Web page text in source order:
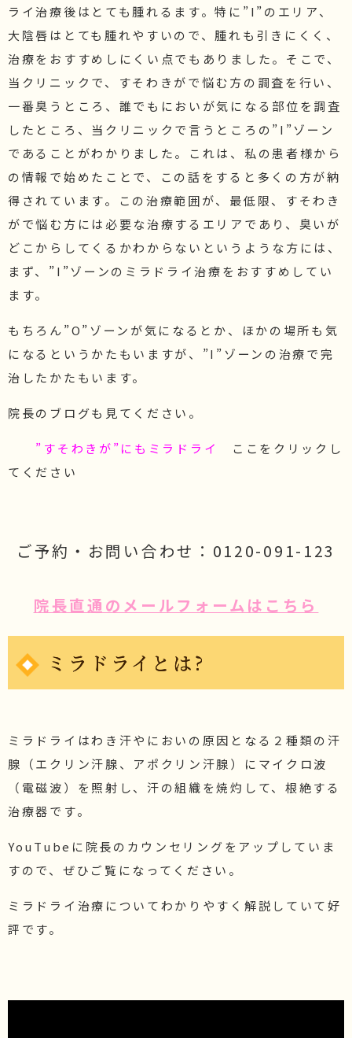
ライ治療後はとても腫れるます。特に”I”のエリア、
大陰唇はとても腫れやすいので、腫れも引きにくく、
治療をおすすめしにくい点でもありました。そこで、
当クリニックで、すそわきがで悩む方の調査を行い、
一番臭うところ、誰でもにおいが気になる部位を調査
したところ、当クリニックで言うところの”I”ゾーン
であることがわかりました。これは、私の患者様から
の情報で始めたことで、この話をすると多くの方が納
得されています。この治療範囲が、最低限、すそわき
がで悩む方には必要な治療するエリアであり、臭いが
どこからしてくるかわからないというような方には、
まず、”I”ゾーンのミラドライ治療をおすすめしてい
ます。
もちろん”O”ゾーンが気になるとか、ほかの場所も気
になるというかたもいますが、”I”ゾーンの治療で完
治したかたもいます。
院長のブログも見てください。
”すそわきが”にもミラドライ
ここをクリックし
てください
ご予約・お問い合わせ：0120-091-123
院長直通のメールフォームはこちら
ミラドライとは?
ミラドライはわき汗やにおいの原因となる２種類の汗
腺（エクリン汗腺、アポクリン汗腺）にマイクロ波
（電磁波）を照射し、汗の組織を焼灼して、根絶する
治療器です。
YouTubeに院長のカウンセリングをアップしていま
すので、ぜひご覧になってください。
ミラドライ治療についてわかりやすく解説していて好
評です。